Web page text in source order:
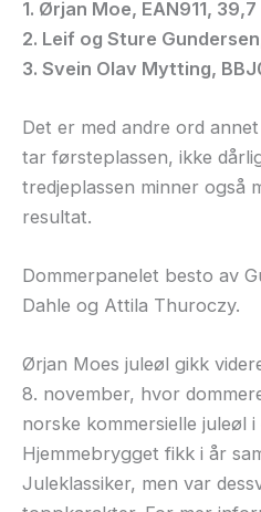
1. Ørjan Moe, EAN911,
2. Leif og Sture
3. Svein Olav Mytting,
Det er med andre ord
tar førsteplassen, ikke
tredjeplassen minner også
resultat.
Dommerpanelet besto av
Dahle og Attila Thuroczy.
Ørjan Moes juleøl gikk
8. november, hvor
norske kommersielle juleøl
Hjemmebrygget fikk i år
Juleklassiker, men var